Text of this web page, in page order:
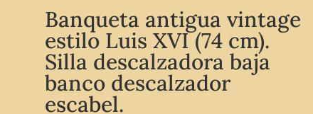
Banqueta antigua vintage
estilo Luis XVI (74 cm).
Silla descalzadora baja
banco descalzador
escabel.